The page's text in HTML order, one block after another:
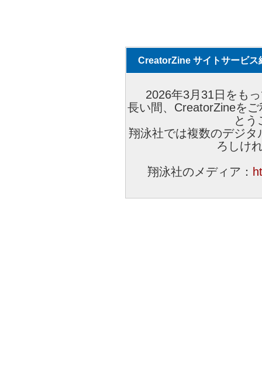
CreatorZine サイトサービス
2026年3月31日をも
長い間、CreatorZineを
とう
翔泳社では複数のデジ
ろしけ
翔泳社のメディア：